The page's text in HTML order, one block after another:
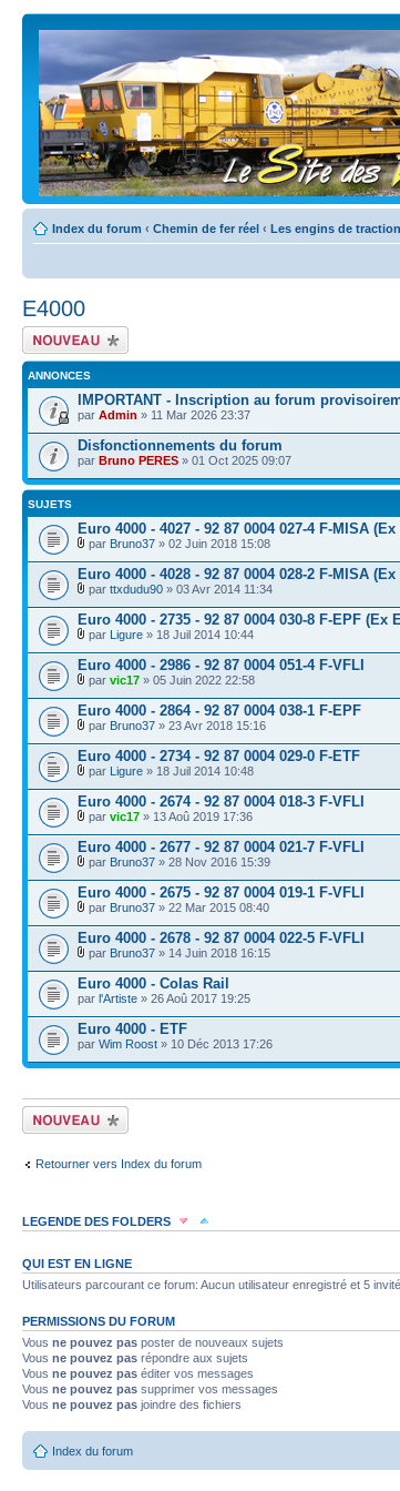
Index du forum ‹ Chemin de fer réel ‹ Les engins de traction
E4000
Écrire un nouveau
sujet
ANNONCES
IMPORTANT - Inscription au forum
par Admin » 11 Mar 2026 23:37
Disfonctionnements du forum
par Bruno PERES » 01 Oct 2025 09:07
SUJETS
Euro 4000 - 4027 - 92 87 0004 027-4 F-MISA
par Bruno37 » 02 Juin 2018 15:08
Euro 4000 - 4028 - 92 87 0004 028-2 F-MISA
par ttxdudu90 » 03 Avr 2014 11:34
Euro 4000 - 2735 - 92 87 0004 030-8 F-EPF (Ex
par Ligure » 18 Juil 2014 10:44
Euro 4000 - 2986 - 92 87 0004 051-4 F-VFLI
par vic17 » 05 Juin 2022 22:58
Euro 4000 - 2864 - 92 87 0004 038-1 F-EPF
par Bruno37 » 23 Avr 2018 15:16
Euro 4000 - 2734 - 92 87 0004 029-0 F-ETF
par Ligure » 18 Juil 2014 10:48
Euro 4000 - 2674 - 92 87 0004 018-3 F-VFLI
par vic17 » 13 Aoû 2019 17:36
Euro 4000 - 2677 - 92 87 0004 021-7 F-VFLI
par Bruno37 » 28 Nov 2016 15:39
Euro 4000 - 2675 - 92 87 0004 019-1 F-VFLI
par Bruno37 » 22 Mar 2015 08:40
Euro 4000 - 2678 - 92 87 0004 022-5 F-VFLI
par Bruno37 » 14 Juin 2018 16:15
Euro 4000 - Colas Rail
par l'Artiste » 26 Aoû 2017 19:25
Euro 4000 - ETF
par Wim Roost » 10 Déc 2013 17:26
Écrire un nouveau
sujet
Retourner vers Index du forum
LEGENDE DES FOLDERS
Sujet non lu Sujet non lu dans lequel j'ai posté
Sujet populaire non lu Sujet non lu fermé
QUI EST EN LIGNE
Utilisateurs parcourant ce forum: Aucun utilisateur enregistré et 5
PERMISSIONS DU FORUM
Vous ne pouvez pas poster de nouveaux sujets
Vous ne pouvez pas répondre aux sujets
Vous ne pouvez pas éditer vos messages
Vous ne pouvez pas supprimer vos messages
Vous ne pouvez pas joindre des fichiers
Index du forum